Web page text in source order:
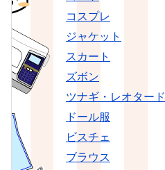
コスプレ
ジャケット
スカート
ズボン
ツナギ・レオタード
ドール服
ビスチェ
ブラウス